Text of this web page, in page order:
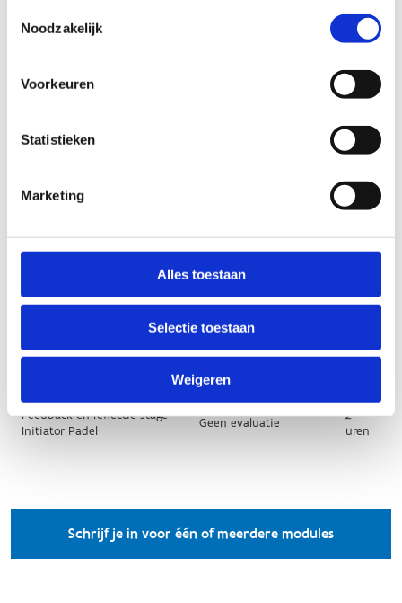
Noodzakelijk
Voorkeuren
Statistieken
Marketing
Alles toestaan
Selectie toestaan
Weigeren